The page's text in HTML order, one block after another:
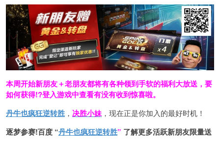
本周开始新朋友＋老朋友都将有各种领到手软的福利大放送，要
如何获得!?登入游戏中查看有没有收到惊喜啦。
丹牛也疯狂逆转胜 ， 决胜小妹 ，现在正是你加入的最好时机！
逐梦参赛!百度 “丹牛也疯狂逆转胜” 了解更多活跃新朋友限量送